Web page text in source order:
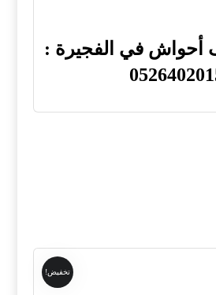
أحواش في الفجيرة :
تخفيض!